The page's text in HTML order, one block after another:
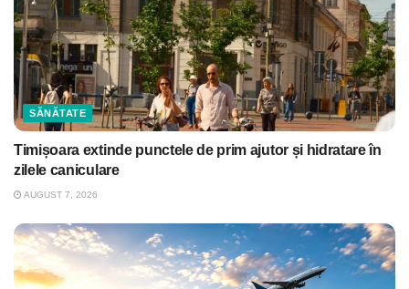
SĂNĂTATE
Timișoara extinde punctele de prim ajutor și hidratare în
zilele caniculare
AUGUST 7, 2026